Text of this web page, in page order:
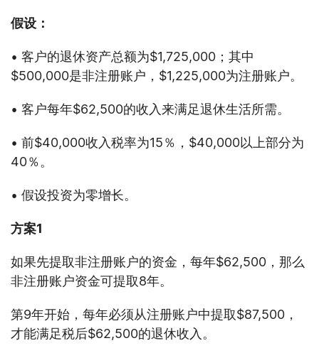
假设：
• 客户的退休资产总额为$1,725,000；其中
$500,000是非注册账户，$1,225,000为注册账户。
• 客户每年$62,500的收入来满足退休生活所需。
• 前$40,000收入税率为15％，$40,000以上部分为
40％。
• 假设投资为零增长。
方案1
如果先提取非注册账户的资金，每年$62,500，那么
非注册账户资金可提取8年。
第9年开始，每年必须从注册账户中提取$87,500，
才能满足税后$62,500的退休收入。